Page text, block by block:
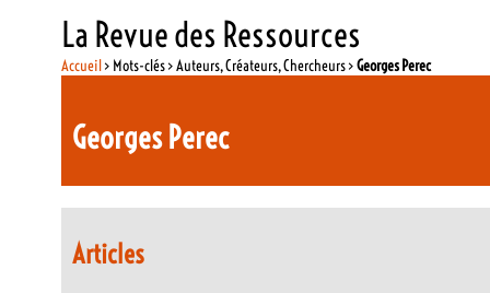
La Revue des Ressources
Accueil> Mots-clés > Auteurs, Créateurs, Chercheurs >Georges Perec
Georges Perec
Articles